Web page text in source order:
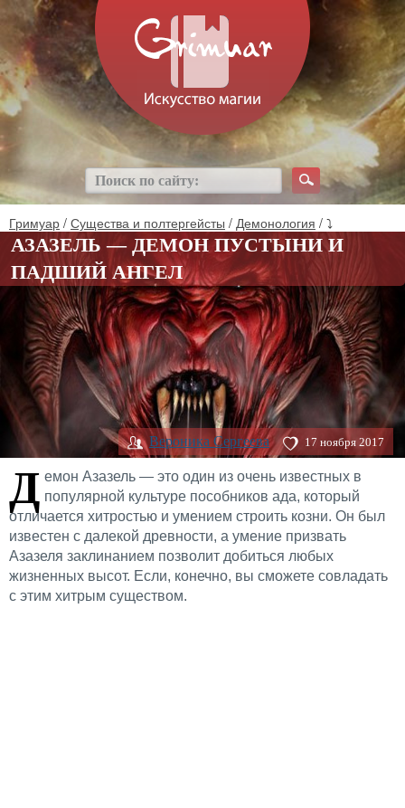
Гримуар / Существа и полтергейсты / Демонология / ⤵
АЗАЗЕЛЬ — ДЕМОН ПУСТЫНИ И
ПАДШИЙ АНГЕЛ
Вероника Сергеева 17 ноября 2017
Д емон Азазель — это один из очень известных в
популярной культуре пособников ада, который
отличается хитростью и умением строить козни. Он был
известен с далекой древности, а умение призвать
Азазеля заклинанием позволит добиться любых
жизненных высот. Если, конечно, вы сможете совладать
с этим хитрым существом.